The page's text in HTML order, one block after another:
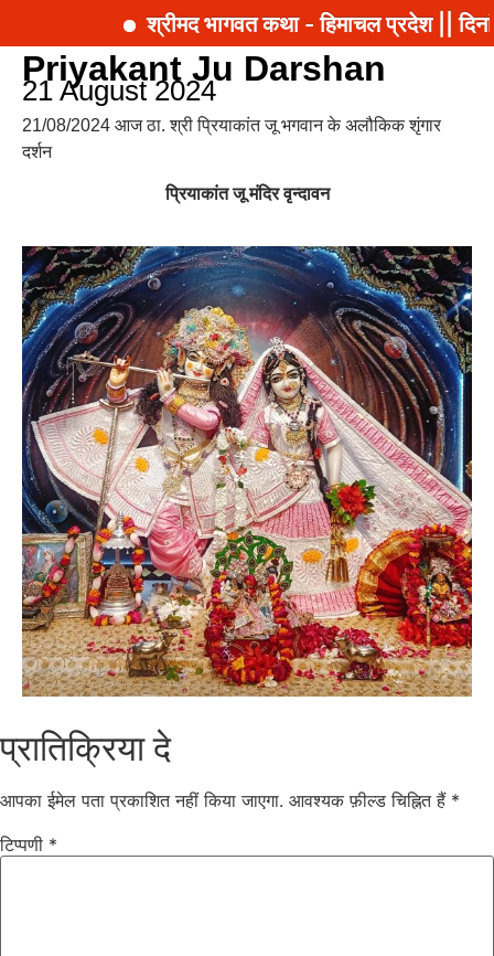
श्रीमद भागवत कथा - हिमाचल प्रदेश ||
Priyakant Ju Darshan
21 August 2024
21/08/2024 आज ठा. श्री प्रियाकांत जू भगवान के अलौकिक शृंगार
दर्शन
प्रियाकांत जू मंदिर वृन्दावन
प्रातिक्रिया दे
आपका ईमेल पता प्रकाशित नहीं किया जाएगा. आवश्यक फ़ील्ड चिह्नित हैं *
टिप्पणी *